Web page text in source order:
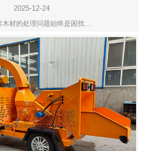
2025-12-24
材的处理问题始终是困扰…